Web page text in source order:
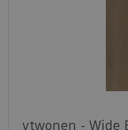
vtwonen - Wide